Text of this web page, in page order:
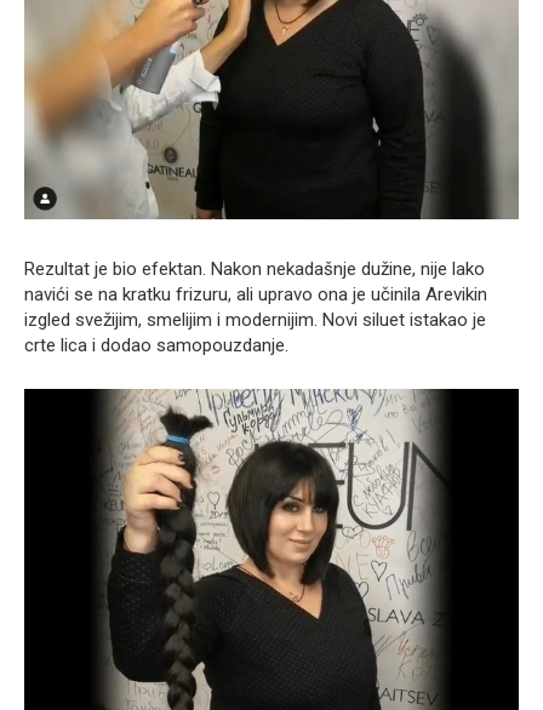
Rezultat je bio efektan. Nakon nekadašnje dužine, nije lako
navići se na kratku frizuru, ali upravo ona je učinila Arevikin
izgled svežijim, smelijim i modernijim. Novi siluet istakao je
crte lica i dodao samopouzdanje.